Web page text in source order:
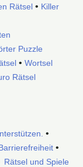
Rätsel • Killer
Puzzle
• Wortsel
Rätsel
•
•
Rätsel und Spiele